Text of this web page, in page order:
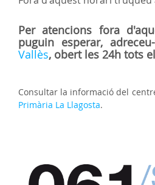
Per atencions fora
puguin esperar,
Vallès, obert les 24h tots
Consultar la informació del
Primària La Llagosta.